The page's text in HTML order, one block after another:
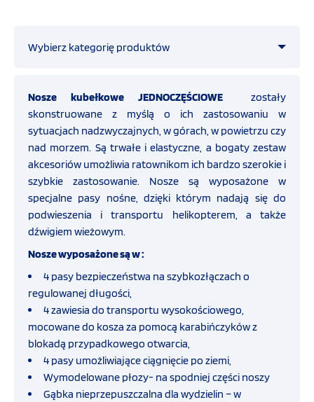
OFERTA
SZKOLENIA
PROGRAMY UNIJNE
FILMY
KONTAKT
SKLEP
INTERNETOWY
Wybierz kategorię produktów
Straż pożarna
Ratownictwo medyczne
Zestawy reanimacyjne
Ssaki Hersill
Szyny unieruchamiające
Opatrunki hemostatyczne CELOX
Inhalator tlenowy
Transport i ewakuacja
Nosze kubełkowe JEDNOCZĘŚCIOWE
zostały
skonstruowane z myślą o ich zastosowaniu w
sytuacjach nadzwyczajnych, w górach, w powietrzu czy
nad morzem. Są trwałe i elastyczne, a bogaty zestaw
akcesoriów umożliwia ratownikom ich bardzo szerokie i
szybkie zastosowanie. Nosze są wyposażone w
specjalne pasy nośne, dzięki którym nadają się do
podwieszenia i transportu helikopterem, a także
dźwigiem wieżowym.
Nosze wyposażone są w :
4 pasy bezpieczeństwa na szybkozłączach o
regulowanej długości,
4 zawiesia do transportu wysokościowego,
mocowane do kosza za pomocą karabińczyków z
blokadą przypadkowego otwarcia,
4 pasy umożliwiające ciągnięcie po ziemi,
Wymodelowane płozy- na spodniej części noszy
Gąbka nieprzepuszczalna dla wydzielin – w